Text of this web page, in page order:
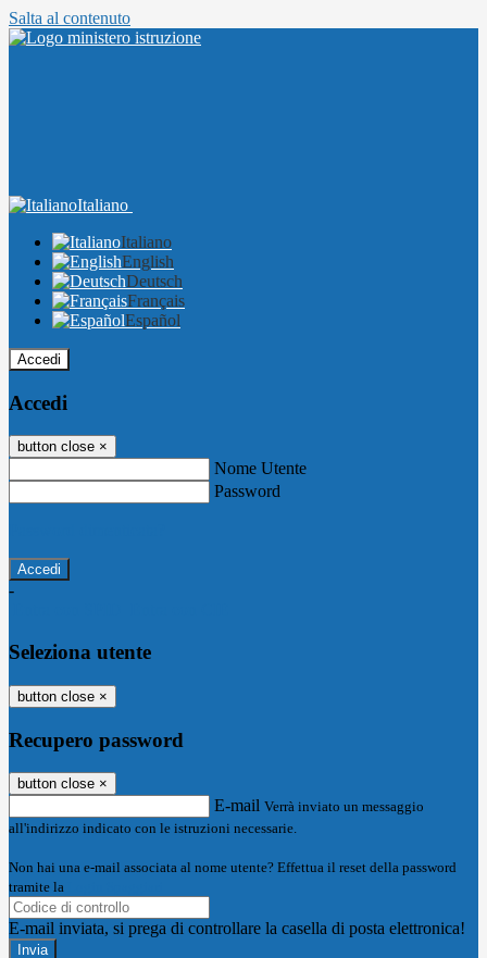
Salta al contenuto
Italiano
Italiano
English
Deutsch
Français
Español
Accedi
Accedi
button close ×
Nome Utente
Password
-
Seleziona utente
button close ×
Recupero password
button close ×
E-mail Verrà inviato un messaggio
all'indirizzo indicato con le istruzioni necessarie.
Non hai una e-mail associata al nome utente? Effettua il reset della password
tramite la
E-mail inviata, si prega di controllare la casella di posta elettronica!